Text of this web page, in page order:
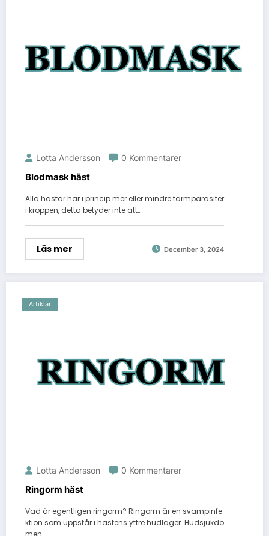
Lotta Andersson 0 Kommentarer
Blodmask häst
Alla hästar har i princip mer eller mindre tarmparasiter
i kroppen, detta betyder inte att…
Läs mer December 3, 2024
Artiklar
Lotta Andersson 0 Kommentarer
Ringorm häst
Vad är egentligen ringorm? Ringorm är en svampinfe
ktion som uppstår i hästens yttre hudlager. Hudsjukdo